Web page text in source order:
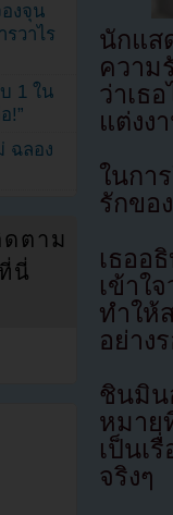
นักแ
ความ
ว่าเธ
แต่งง
ในกา
รักขอ
เธออ
เข้าใ
ทำให้
อย่าง
ชินมิน
หมาย
เป็นเ
จริงๆ
งจุน
วาไร
1 ใน
!”
ฉลอง
ตาม
นี่